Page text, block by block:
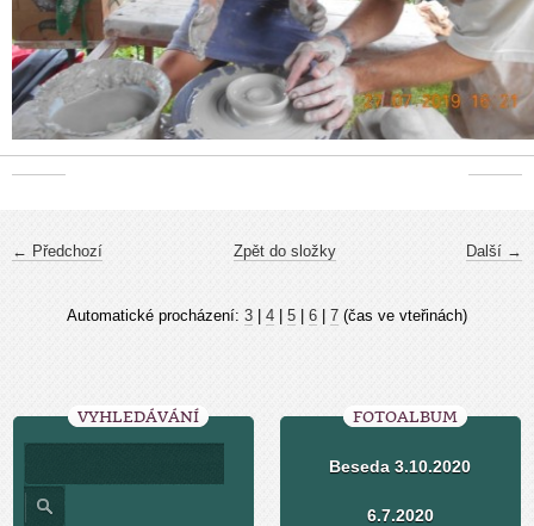
← Předchozí Další →
Zpět do složky
Automatické procházení: 3 4 5 6 7 (čas ve vteřinách)
VYHLEDÁVÁNÍ FOTOALBUM
Beseda 3.10.2020
6.7.2020